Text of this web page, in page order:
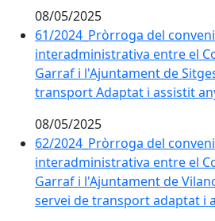
08/05/2025
61/2024_Pròrroga del
interadministrativa entre el
Garraf i l'Ajuntament de
transport Adaptat i assistit
08/05/2025
62/2024_Pròrroga del
interadministrativa entre el
Garraf i l'Ajuntament de
servei de transport adaptat i